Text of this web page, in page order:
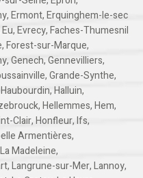
,Ermont,Erquinghem-le-sec
Eu,Evrecy,Faches-Thumesnil
,Forest-sur-Marque,
,Genech,Gennevilliers,
,Grande-Synthe,
,Halluin,
,Hellemmes,Hem,
Clair,Honfleur,Ifs,
Armentières,
La Madeleine,
,Langrune-sur-Mer,Lannoy,